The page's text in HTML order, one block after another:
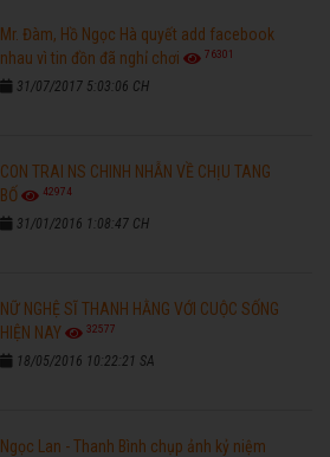
Mr. Đàm, Hồ Ngọc Hà quyết add facebook
nhau vì tin đồn đã nghỉ chơi
76301
31/07/2017 5:03:06 CH
CON TRAI NS CHINH NHẪN VỀ CHỊU TANG
BỐ
42974
31/01/2016 1:08:47 CH
NỮ NGHỆ SĨ THANH HẰNG VỚI CUỘC SỐNG
HIỆN NAY
32577
18/05/2016 10:22:21 SA
Ngọc Lan - Thanh Bình chụp ảnh kỷ niệm